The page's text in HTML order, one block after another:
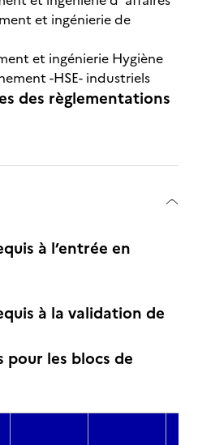
et ingénierie de
et ingénierie Hygiène
-HSE- industriels
des règlementations
à l’entrée en
à la validation de
pour les blocs de